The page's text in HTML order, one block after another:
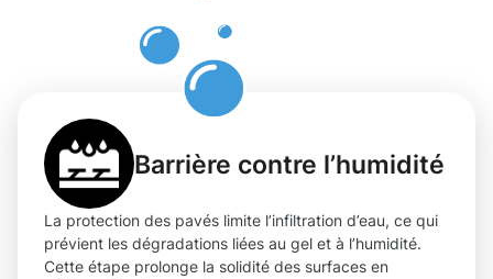
Barrière contre l’humidité
La protection des pavés limite l’infiltration d’eau, ce qui
prévient les dégradations liées au gel et à l’humidité.
Cette étape prolonge la solidité des surfaces en